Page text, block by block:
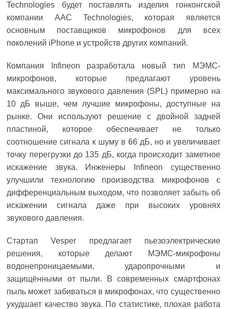
Technologies будет поставлять изделия гонконгской
компании AAC Technologies, которая является
основным поставщиков микрофонов для всех
поколений iPhone и устройств других компаний.
Компания Infineon разработала новый тип МЭМС-
микрофонов, которые предлагают уровень
максимального звукового давления (SPL) примерно на
10 дБ выше, чем лучшие микрофоны, доступные на
рынке. Они используют решение с двойной задней
пластиной, которое обеспечивает не только
соотношение сигнала к шуму в 66 дБ, но и увеличивает
точку перегрузки до 135 дБ, когда происходит заметное
искажение звука. Инженеры Infineon существенно
улучшили технологию производства микрофонов с
дифференциальным выходом, что позволяет забыть об
искажении сигнала даже при высоких уровнях
звукового давления.
Стартап Vesper предлагает пьезоэлектрические
решения, которые делают МЭМС-микрофоны
водонепроницаемыми, ударопрочными и
защищёнными от пыли. В современных смартфонах
пыль может забиваться в микрофонах, что существенно
ухудшает качество звука. По статистике, плохая работа